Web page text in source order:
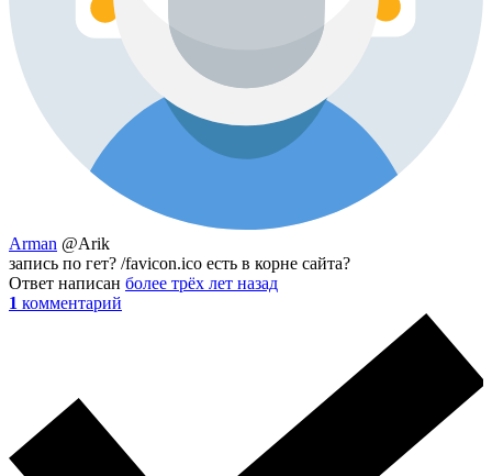
Arman @Arik
запись по гет? /favicon.ico есть в корне сайта?
Ответ написан более трёх лет назад
1 комментарий